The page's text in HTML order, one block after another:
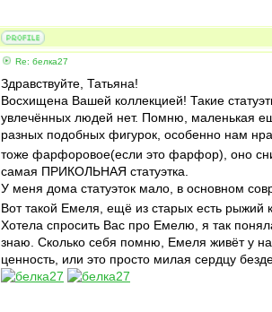
Re: белка27
Здравствуйте, Татьяна!
Восхищена Вашей коллекцией! Такие
увлечённых людей нет. Помню, маленькая
разных подобных фигурок, особенно нам
тоже фарфоровое(если это фарфор), оно
самая ПРИКОЛЬНАЯ статуэтка.
У меня дома статуэток мало, в основном
Вот такой Емеля, ещё из старых есть
Хотела спросить Вас про Емелю, я так
знаю. Сколько себя помню, Емеля живёт у
ценность, или это просто милая сердцу